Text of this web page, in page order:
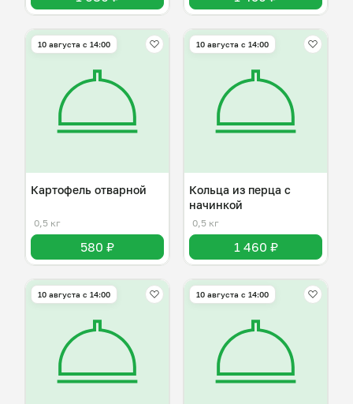
10 августа с 14:00
Картофель отварной
0,5 кг
580 ₽
10 августа с 14:00
Кольца из перца с
начинкой
0,5 кг
1 460 ₽
10 августа с 14:00 10 августа с 14:00